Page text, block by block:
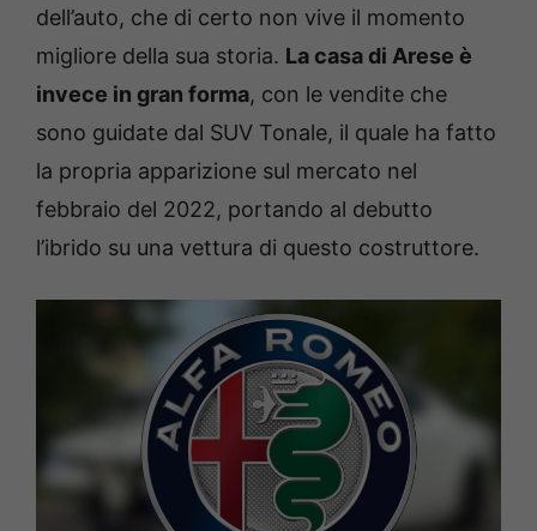
dell’auto, che di certo non vive il momento
migliore della sua storia. La casa di Arese è
invece in gran forma, con le vendite che
sono guidate dal SUV Tonale, il quale ha fatto
la propria apparizione sul mercato nel
febbraio del 2022, portando al debutto
l’ibrido su una vettura di questo costruttore.